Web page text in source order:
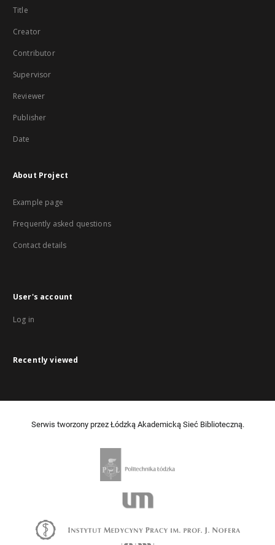
Title
Creator
Contributor
Supervisor
Reviewer
Publisher
Date
About Project
Example page
Frequently asked questions
Contact details
User's account
Log in
Recently viewed
Serwis tworzony przez Łódzką Akademicką Sieć Biblioteczną.